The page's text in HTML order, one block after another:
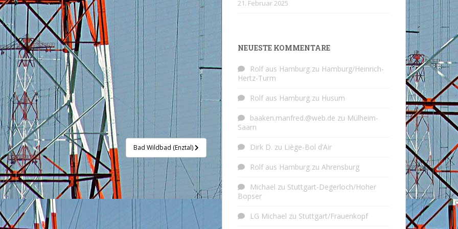
Bad Wildbad (Enztal)
21. Februar 2025
NEUESTE KOMMENTARE
Rolf aus Hamburg zu Hamburg/Heinrich-
Hertz-Turm
Rolf aus Hamburg zu Husum
baaken.manfred.@web.de zu Mülheim-
Saarn
Dirk D. zu Liège-Bol d’Air
Rolf aus Hamburg zu Ahrensburg
Michael zu Stuttgart-Degerloch/Hoher
Bopser
LG Michael zu Stuttgart/Frauenkopf